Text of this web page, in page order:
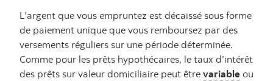
L’argent que vous empruntez est décaissé sous forme
de paiement unique que vous remboursez par des
versements réguliers sur une période déterminée.
Comme pour les prêts hypothécaires, le taux d’intérêt
des prêts sur valeur domiciliaire peut être variable ou